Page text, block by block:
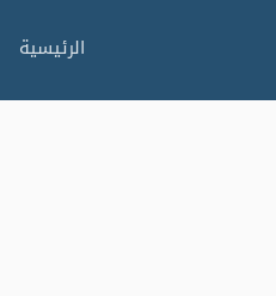
الرئيسية